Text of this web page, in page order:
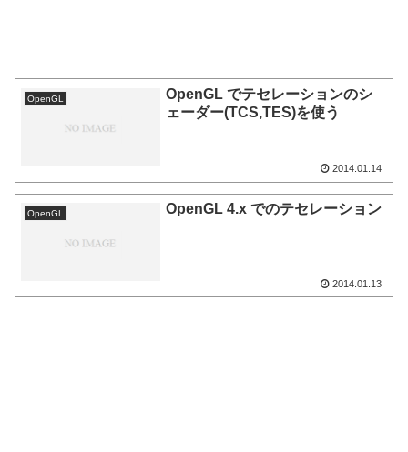
OpenGL
OpenGL でテセレーションのシ
ェーダー(TCS,TES)を使う
2014.01.14
OpenGL OpenGL 4.x でのテセレーション
2014.01.13